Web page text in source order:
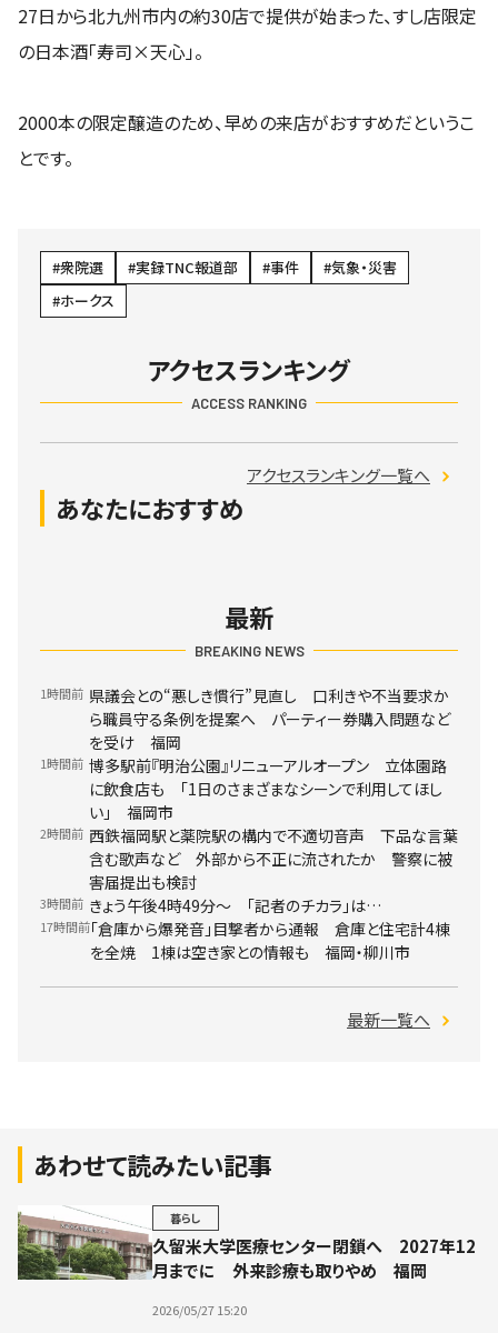
27日から北九州市内の約30店で提供が始まった、すし店限定
の日本酒「寿司×天心」。
2000本の限定醸造のため、早めの来店がおすすめだというこ
とです。
衆院選 実録TNC報道部 事件
気象・災害
ホークス
アクセスランキング
ACCESS RANKING
アクセスランキング一覧へ
あなたにおすすめ
最新
BREAKING NEWS
1時間前 県議会との“悪しき慣行”見直し 口利きや不当要求か
ら職員守る条例を提案へ パーティー券購入問題など
を受け 福岡
1時間前 博多駅前『明治公園』リニューアルオープン 立体園路
に飲食店も 「1日のさまざまなシーンで利用してほし
い」 福岡市
2時間前 西鉄福岡駅と薬院駅の構内で不適切音声 下品な言葉
含む歌声など 外部から不正に流されたか 警察に被
害届提出も検討
3時間前 きょう午後4時49分～ 「記者のチカラ」は…
17時間前「倉庫から爆発音」目撃者から通報 倉庫と住宅計4棟
を全焼 1棟は空き家との情報も 福岡・柳川市
最新一覧へ
あわせて読みたい記事
暮らし
久留米大学医療センター閉鎖へ 2027年12
月までに 外来診療も取りやめ 福岡
2026/05/27 15:20